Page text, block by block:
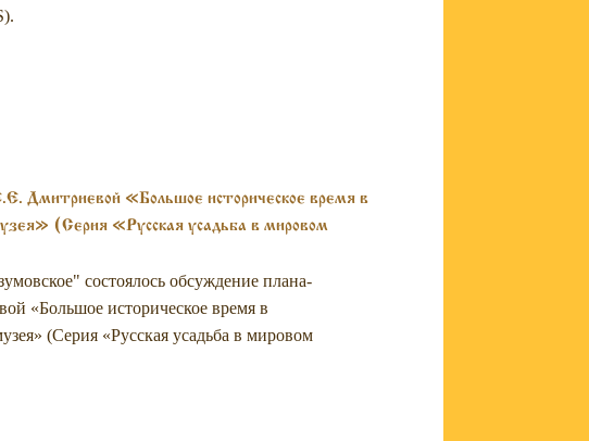
Дмитриевой «Большое историческое время в
(Серия «Русская усадьба в мировом
состоялось обсуждение плана-
«Большое историческое время в
(Серия «Русская усадьба в мировом